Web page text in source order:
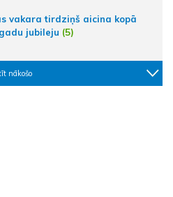
vakara tirdziņš aicina kopā
jubileju (5)
nākošo